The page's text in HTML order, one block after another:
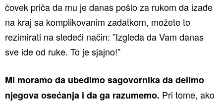
čovek priča da mu je danas pošlo za rukom da izađe
na kraj sa komplikovanim zadatkom, možete to
rezimirati na sledeći način: ”Izgleda da Vam danas
sve ide od ruke. To je sjajno!”
Mi moramo da ubedimo sagovornika da delimo
njegova osećanja i da ga razumemo. Pri tome, ako